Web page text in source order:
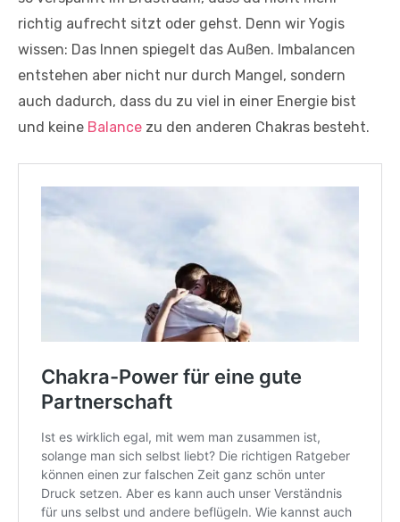
richtig aufrecht sitzt oder gehst. Denn wir Yogis
wissen: Das Innen spiegelt das Außen. Imbalancen
entstehen aber nicht nur durch Mangel, sondern
auch dadurch, dass du zu viel in einer Energie bist
und keine Balance zu den anderen Chakras besteht.